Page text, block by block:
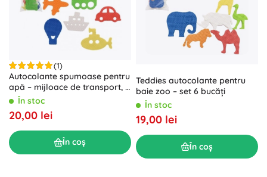
(1)
Autocolante spumoase pentru
apă – mijloace de transport, 6
buc.În stoc
20,00 lei
În coș
Teddies autocolante pentru
baie zoo – set 6 bucăți
În stoc
19,00 lei
În coș